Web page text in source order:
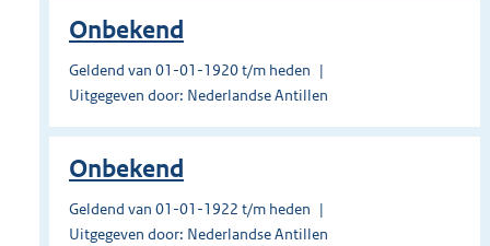
Onbekend
Geldend van 01-01-1920 t/m heden
Uitgegeven door: Nederlandse Antillen
Onbekend
Geldend van 01-01-1922 t/m heden
Uitgegeven door: Nederlandse Antillen